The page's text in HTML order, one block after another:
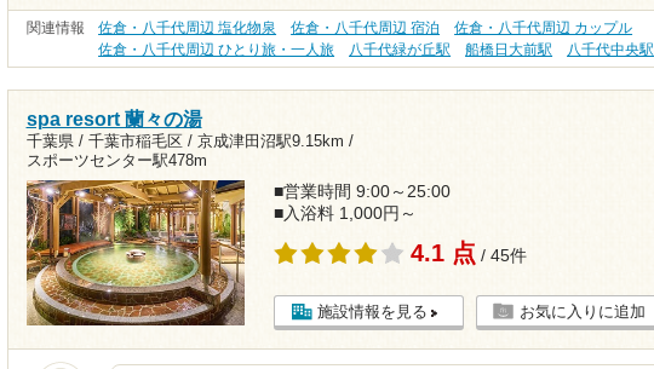
関連情報 佐倉・八千代周辺 塩化物泉 佐倉・八千代周辺 宿泊
佐倉・八千代周辺 カップル
佐倉・八千代周辺 ひとり旅・一人旅
八千代緑が丘駅 船橋日大前駅 八千代中央駅
spa resort 蘭々の湯
千葉県 / 千葉市稲毛区 / 京成津田沼駅9.15km /
スポーツセンター駅478m
■営業時間 9:00～25:00
■入浴料 1,000円～
4.1 点 / 45件
施設情報を見る お気に入りに追加